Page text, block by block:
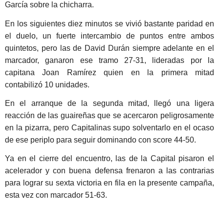
García sobre la chicharra.
En los siguientes diez minutos se vivió bastante paridad en
el duelo, un fuerte intercambio de puntos entre ambos
quintetos, pero las de David Durán siempre adelante en el
marcador, ganaron ese tramo 27-31, lideradas por la
capitana Joan Ramírez quien en la primera mitad
contabilizó 10 unidades.
En el arranque de la segunda mitad, llegó una ligera
reacción de las guaireñas que se acercaron peligrosamente
en la pizarra, pero Capitalinas supo solventarlo en el ocaso
de ese periplo para seguir dominando con score 44-50.
Ya en el cierre del encuentro, las de la Capital pisaron el
acelerador y con buena defensa frenaron a las contrarias
para lograr su sexta victoria en fila en la presente campaña,
esta vez con marcador 51-63.